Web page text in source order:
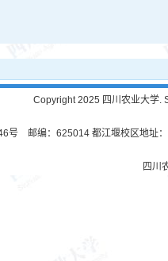
Copyright 2025 四川农业大学.
号 邮编：625014 都江堰校区地址
四川